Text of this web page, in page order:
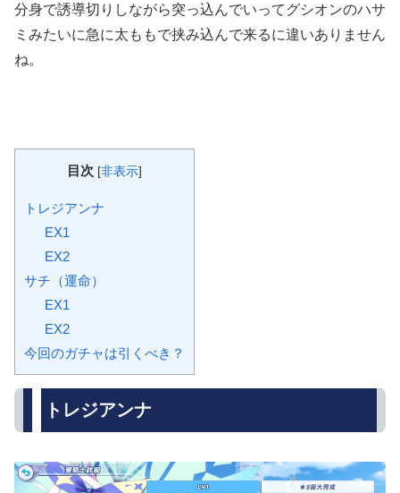
分身で誘導切りしながら突っ込んでいってグシオンのハサ
ミみたいに急に太ももで挟み込んで来るに違いありません
ね。
目次 [非表示]
トレジアンナ
EX1
EX2
サチ（運命）
EX1
EX2
今回のガチャは引くべき？
トレジアンナ